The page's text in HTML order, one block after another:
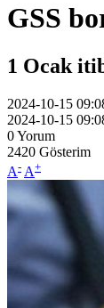
GSS
1 Ocak
2024-10-15
2024-10-15
0Yorum
2420 Gösterim
A- A+